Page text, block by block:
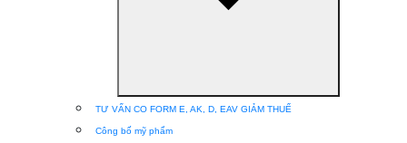
TƯ VẤN CO FORM E, AK, D, EAV GIẢM THUẾ
Công bố mỹ phẩm